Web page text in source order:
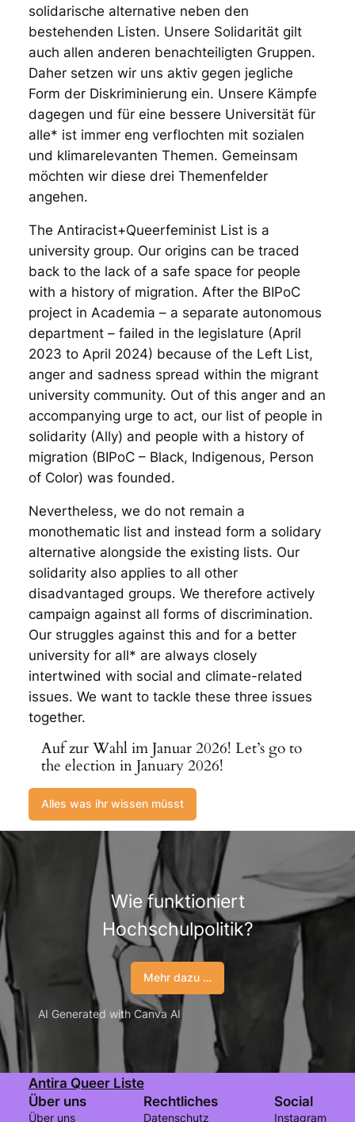
solidarische alternative neben den
bestehenden Listen. Unsere Solidarität gilt
auch allen anderen benachteiligten Gruppen.
Daher setzen wir uns aktiv gegen jegliche
Form der Diskriminierung ein. Unsere Kämpfe
dagegen und für eine bessere Universität für
alle* ist immer eng verflochten mit sozialen
und klimarelevanten Themen. Gemeinsam
möchten wir diese drei Themenfelder
angehen.
The Antiracist+Queerfeminist List is a
university group. Our origins can be traced
back to the lack of a safe space for people
with a history of migration. After the BIPoC
project in Academia – a separate autonomous
department – failed in the legislature (April
2023 to April 2024) because of the Left List,
anger and sadness spread within the migrant
university community. Out of this anger and an
accompanying urge to act, our list of people in
solidarity (Ally) and people with a history of
migration (BIPoC – Black, Indigenous, Person
of Color) was founded.
Nevertheless, we do not remain a
monothematic list and instead form a solidary
alternative alongside the existing lists. Our
solidarity also applies to all other
disadvantaged groups. We therefore actively
campaign against all forms of discrimination.
Our struggles against this and for a better
university for all* are always closely
intertwined with social and climate-related
issues. We want to tackle these three issues
together.
Auf zur Wahl im Januar 2026! Let’s go to
the election in January 2026!
Alles was ihr wissen müsst
Wie funktioniert
Hochschulpolitik?
Mehr dazu …
AI Generated with Canva AI
Antira Queer Liste
Über uns
Über uns
Rechtliches
Datenschutz
Social
Instagram